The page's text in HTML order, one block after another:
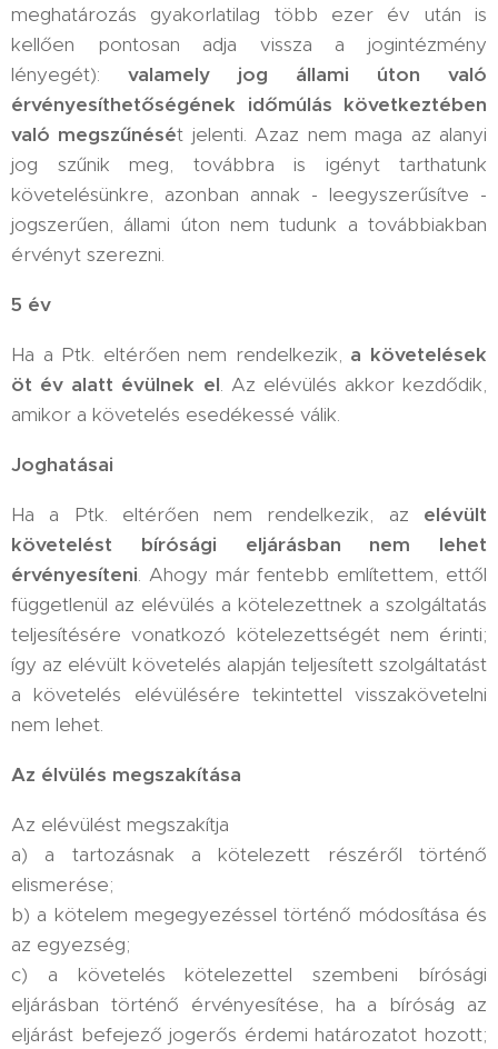
meghatározás gyakorlatilag több ezer év után is
kellően pontosan adja vissza a jogintézmény
lényegét): valamely jog állami úton való
érvényesíthetőségének időmúlás következtében
való megszűnését jelenti. Azaz nem maga az alanyi
jog szűnik meg, továbbra is igényt tarthatunk
követelésünkre, azonban annak - leegyszerűsítve -
jogszerűen, állami úton nem tudunk a továbbiakban
érvényt szerezni.
5 év
Ha a Ptk. eltérően nem rendelkezik, a követelések
öt év alatt évülnek el. Az elévülés akkor kezdődik,
amikor a követelés esedékessé válik.
Joghatásai
Ha a Ptk. eltérően nem rendelkezik, az elévült
követelést bírósági eljárásban nem lehet
érvényesíteni. Ahogy már fentebb említettem, ettől
függetlenül az elévülés a kötelezettnek a szolgáltatás
teljesítésére vonatkozó kötelezettségét nem érinti;
így az elévült követelés alapján teljesített szolgáltatást
a követelés elévülésére tekintettel visszakövetelni
nem lehet.
Az élvülés megszakítása
Az elévülést megszakítja
a) a tartozásnak a kötelezett részéről történő
elismerése;
b) a kötelem megegyezéssel történő módosítása és
az egyezség;
c) a követelés kötelezettel szembeni bírósági
eljárásban történő érvényesítése, ha a bíróság az
eljárást befejező jogerős érdemi határozatot hozott;